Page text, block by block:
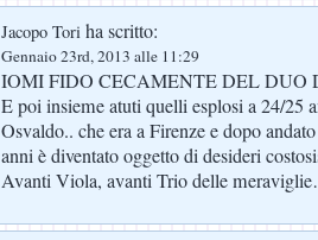
Jacopo Tori ha scritto:
Gennaio 23rd, 2013 alle 11:29
IOMI FIDO CECAMENTE DEL
E poi insieme atuti quelli esplosi a 24/25
Osvaldo.. che era a Firenze e dopo
anni è diventato oggetto di desideri
Avanti Viola, avanti Trio delle